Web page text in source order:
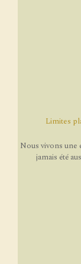
Limites
Nous vivons une
jamais été